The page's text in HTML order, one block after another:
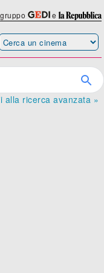
e
alla ricerca avanzata »